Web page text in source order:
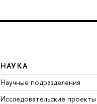
НАУКА
Научные подразделения
Исследовательские проекты